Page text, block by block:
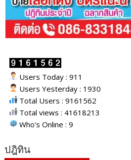
Users Today : 911
Users Yesterday : 1930
Total Users : 9161562
Total views : 41618213
Who's Online : 9
ปฎิทิน